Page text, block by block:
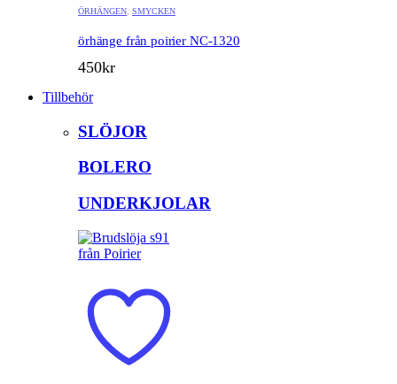
ÖRHÄNGEN SMYCKEN
örhänge från poirier NC-1320
450kr
Tillbehör
SLÖJOR
BOLERO
UNDERKJOLAR